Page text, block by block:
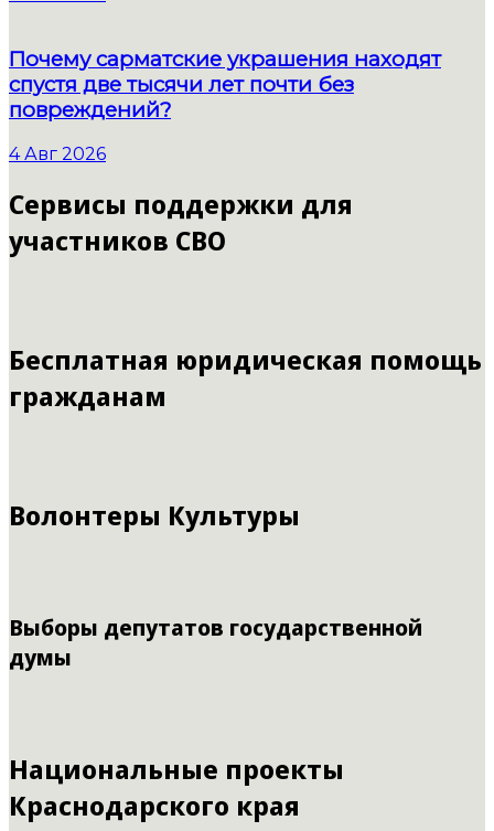
Почему сарматские украшения находят
спустя две тысячи лет почти без
повреждений?
4 Авг 2026
Сервисы поддержки для
участников СВО
Бесплатная юридическая помощь
гражданам
Волонтеры Культуры
Выборы депутатов государственной
думы
Национальные проекты
Краснодарского края